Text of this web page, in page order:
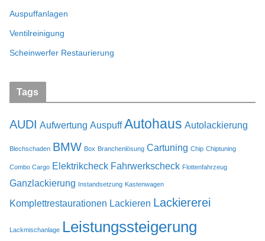
Auspuffanlagen
Ventilreinigung
Scheinwerfer Restaurierung
Tags
AUDI Aufwertung Auspuff Autohaus Autolackierung
Blechschaden BMW Box Branchenlösung Cartuning Chip Chiptuning
Combo Cargo Elektrikcheck Fahrwerkscheck Flottenfahrzeug
Ganzlackierung Instandsetzung Kastenwagen
Komplettrestaurationen Lackieren Lackiererei
Lackmischanlage Leistungssteigerung